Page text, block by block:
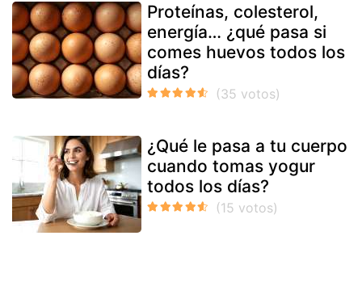
Proteínas, colesterol,
energía… ¿qué pasa si
comes huevos todos los
días?
¿Qué le pasa a tu cuerpo
cuando tomas yogur
todos los días?